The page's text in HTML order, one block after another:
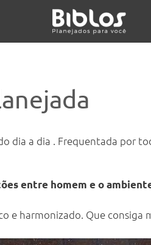
dia a dia . Frequentada por
entre homem e o
harmonizado. Que consiga